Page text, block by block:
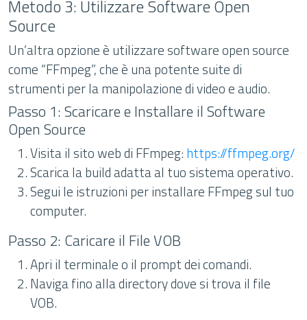
Metodo 3: Utilizzare Software Open
Source
Un’altra opzione è utilizzare software open source
come “FFmpeg”, che è una potente suite di
strumenti per la manipolazione di video e audio.
Passo 1: Scaricare e Installare il Software
Open Source
Visita il sito web di FFmpeg: https://ffmpeg.org/
Scarica la build adatta al tuo sistema operativo.
Segui le istruzioni per installare FFmpeg sul tuo
computer.
Passo 2: Caricare il File VOB
Apri il terminale o il prompt dei comandi.
Naviga fino alla directory dove si trova il file
VOB.